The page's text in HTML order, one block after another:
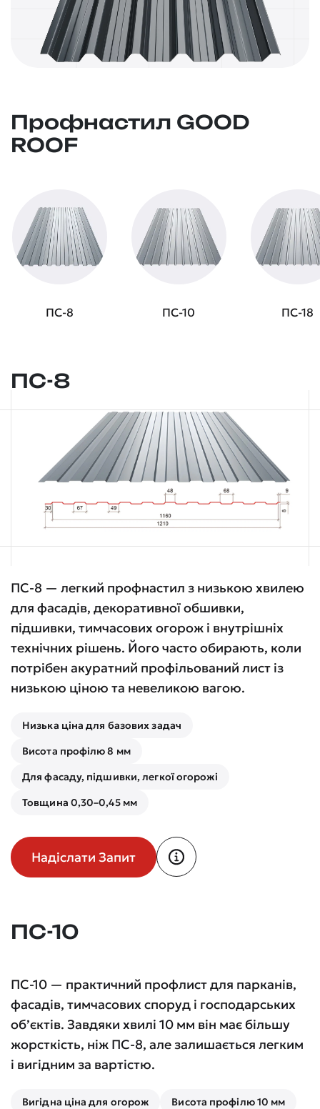
Профнастил GOOD
ROOF
ПС-8 ПС-10 ПС-18
ПС-8
ПС-8 — легкий профнастил з низькою хвилею
для фасадів, декоративної обшивки,
підшивки, тимчасових огорож і внутрішніх
технічних рішень. Його часто обирають, коли
потрібен акуратний профільований лист із
низькою ціною та невеликою вагою.
Низька ціна для базових задач
Висота профілю 8 мм
Для фасаду, підшивки, легкої огорожі
Товщина 0,30–0,45 мм
Надіслати Запит
ПС-10
ПС-10 — практичний профлист для парканів,
фасадів, тимчасових споруд і господарських
об’єктів. Завдяки хвилі 10 мм він має більшу
жорсткість, ніж ПС-8, але залишається легким
і вигідним за вартістю.
Вигідна ціна для огорож
Висота профілю 10 мм